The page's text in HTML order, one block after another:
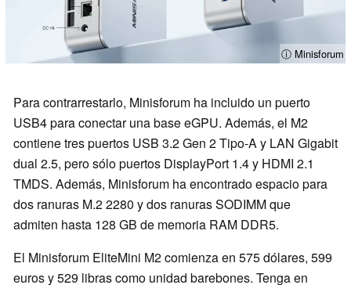
ⓘ Minisforum
Para contrarrestarlo, Minisforum ha incluido un puerto
USB4 para conectar una base eGPU. Además, el M2
contiene tres puertos USB 3.2 Gen 2 Tipo-A y LAN Gigabit
dual 2.5, pero sólo puertos DisplayPort 1.4 y HDMI 2.1
TMDS. Además, Minisforum ha encontrado espacio para
dos ranuras M.2 2280 y dos ranuras SODIMM que
admiten hasta 128 GB de memoria RAM DDR5.
El Minisforum EliteMini M2 comienza en 575 dólares, 599
euros y 529 libras como unidad barebones. Tenga en